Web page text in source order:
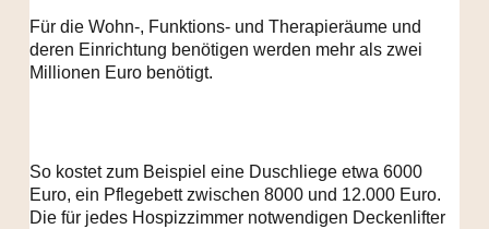
Für die Wohn-, Funktions- und Therapieräume und
deren Einrichtung benötigen werden mehr als zwei
Millionen Euro benötigt.
So kostet zum Beispiel eine Duschliege etwa 6000
Euro, ein Pflegebett zwischen 8000 und 12.000 Euro.
Die für jedes Hospizzimmer notwendigen Deckenlifter